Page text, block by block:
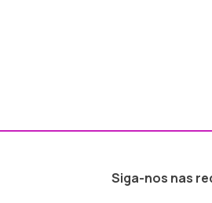
Siga-nos nas